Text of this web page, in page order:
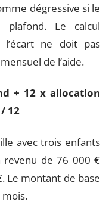
dégressive si le
Le calcul
ne doit pas
de l’aide.
+ 12 x allocation
12
avec trois enfants
revenu de 76 000 €
Le montant de base